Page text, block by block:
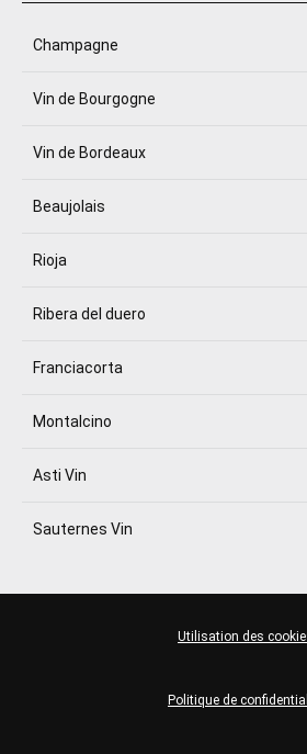
Champagne
Vin de Bourgogne
Vin de Bordeaux
Beaujolais
Rioja
Ribera del duero
Franciacorta
Montalcino
Asti Vin
Sauternes Vin
Politique de
Utilisation des